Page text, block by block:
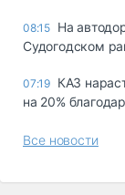
08:15 На
Судогодском
07:19 КАЗ
на 20%
Все новости